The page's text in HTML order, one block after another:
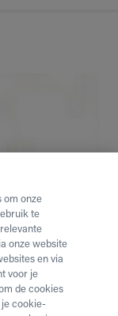
om onze
te
onze website
en via
voor je
de cookies
je cookie-